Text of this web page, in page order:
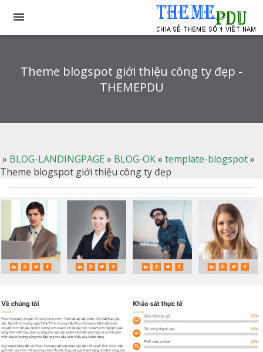

Theme blogspot giới thiệu công ty đẹp -
THEMEPDU
» BLOG-LANDINGPAGE » BLOG-OK» template-blogspot»
Theme blogspot giới thiệu công ty đẹp